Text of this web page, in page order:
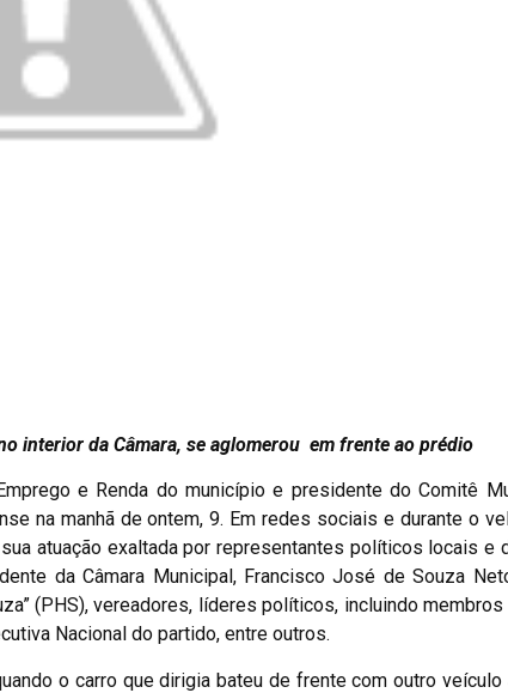
interior da Câmara, se aglomerou em frente ao prédio
e Renda do município e presidente do Comitê
na manhã de ontem, 9. Em redes sociais e durante o
atuação exaltada por representantes políticos locais e
da Câmara Municipal, Francisco José de Souza
(PHS), vereadores, líderes políticos, incluindo
Nacional do partido, entre outros.
o carro que dirigia bateu de frente com outro veículo